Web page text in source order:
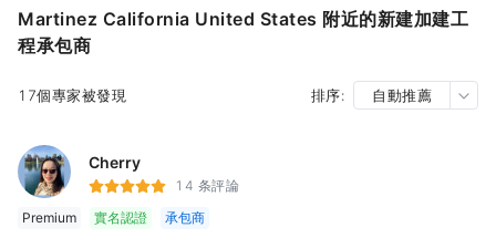
Martinez California United States 附近的新建加建工
程承包商
17個專家被發現 排序: 自動推薦
Cherry
14 条評論
Premium
實名認證 承包商